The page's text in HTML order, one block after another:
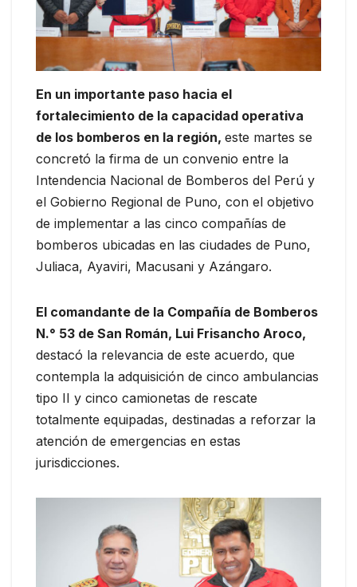
En un importante paso hacia el
fortalecimiento de la capacidad operativa
de los bomberos en la región, este martes se
concretó la firma de un convenio entre la
Intendencia Nacional de Bomberos del Perú y
el Gobierno Regional de Puno, con el objetivo
de implementar a las cinco compañías de
bomberos ubicadas en las ciudades de Puno,
Juliaca, Ayaviri, Macusani y Azángaro.
El comandante de la Compañía de Bomberos
N.° 53 de San Román, Lui Frisancho Aroco,
destacó la relevancia de este acuerdo, que
contempla la adquisición de cinco ambulancias
tipo II y cinco camionetas de rescate
totalmente equipadas, destinadas a reforzar la
atención de emergencias en estas
jurisdicciones.